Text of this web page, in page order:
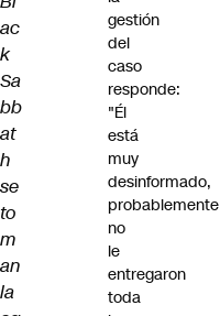
ac
k
Sa
bb
at
h
se
to
m
an
la
gestión
del
caso
responde:
"Él
está
muy
desinformado,
probablemente
no
le
entregaron
toda